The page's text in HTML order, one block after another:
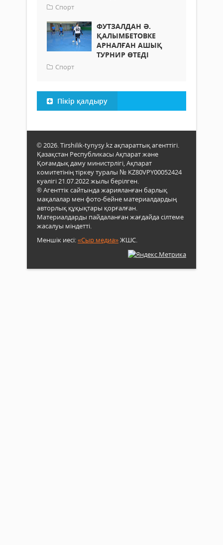
Спорт
ФУТЗАЛДАН Ә.
ҚАЛЫМБЕТОВКЕ
АРНАЛҒАН АШЫҚ
ТУРНИР ӨТЕДІ
Спорт
Пікір қалдыру
© 2026. Tirshilik-tynysy.kz ақпараттық агенттігі.
Қазақстан Республикасы Ақпарат және
Қоғамдық даму министрлігі, Ақпарат
комитетінің тіркеу туралы № KZ80VPY00052424
куәлігі 21.07.2022 жылы берілген.
® Агенттік сайтында жарияланған барлық
мақалалар мен фото-бейне материалдардың
авторлық құқықтары қорғалған.
Материалдарды пайдаланған жағдайда сілтеме
жасалуы міндетті.
Меншік иесі:«Сыр медиа»ЖШС.